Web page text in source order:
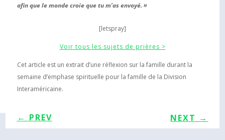
afin que le monde croie que tu m’as envoyé. »
[letspray]
Voir tous les sujets de prières >
Cet article est un extrait d’une réflexion sur la famille durant la
semaine d’emphase spirituelle pour la famille de la Division
Interaméricaine.
← PREV NEXT →